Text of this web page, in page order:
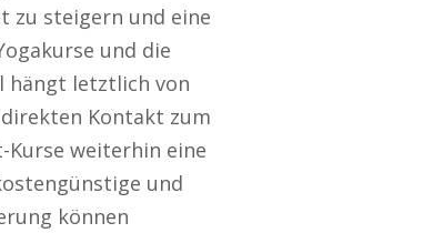
zu steigern und eine
und die
hängt letztlich von
Kontakt zum
Kurse weiterhin eine
und
können